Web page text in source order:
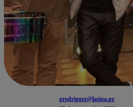
grodriguez@latina.pe